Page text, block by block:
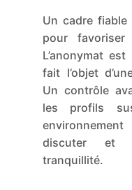
Un cadre
pour favoriser
L’anonymat
fait l’objet
Un contrôle
les profils
discuter et
tranquillité.